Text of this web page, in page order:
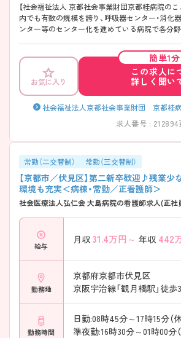
【社会福祉法人 京都社会事業財団京都桂病院のこ
内でも有数の規模を誇り、呼吸器センター・消化
ンター等のセンター化を進めている病院で各分
院に認定されている病院ですので、がん看護に興
メです。ご興味ある方には、面接対策ポイントな
いたしますのでお気軽にご相談ください。
お気に入り
簡単1分
この求人に
詳しく聞い
社会福祉法人京都社会事業財団 京都桂
求人番号 : 212894
常勤（二交替制） 常勤（三交替制）
【京都市／伏見区】第二新卒歓迎♪残業少
環境も充実＜病棟・常勤／正看護師＞
社会医療法人弘仁会 大島病院の看護師求人(正社
給与
月収 31.4万円～ 年収 442
勤務地
京都府京都市伏見区
京阪宇治線「観月橋駅」徒歩
勤務時間
日勤:08時45分～17時15分（
準夜勤:16時30分～01時00分